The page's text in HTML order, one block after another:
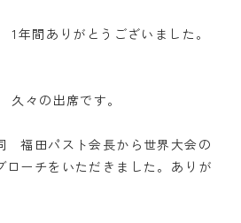
間ありがとうございました。
々の出席です。
福田パスト会長から世界大会の
ローチをいただきました。ありが